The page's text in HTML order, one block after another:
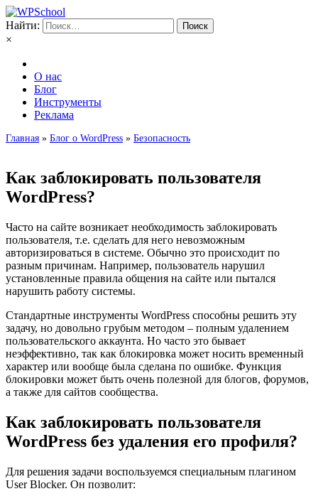
Найти:
×
О нас
Блог
Инструменты
Реклама
Главная » Блог о WordPress » Безопасность
Как заблокировать пользователя
WordPress?
Часто на сайте возникает необходимость заблокировать
пользователя, т.е. сделать для него невозможным
авторизироваться в системе. Обычно это происходит по
разным причинам. Например, пользователь нарушил
установленные правила общения на сайте или пытался
нарушить работу системы.
Стандартные инструменты WordPress способны решить эту
задачу, но довольно грубым методом – полным удалением
пользовательского аккаунта. Но часто это бывает
неэффективно, так как блокировка может носить временный
характер или вообще была сделана по ошибке. Функция
блокировки может быть очень полезной для блогов, форумов,
а также для сайтов сообщества.
Как заблокировать пользователя
WordPress без удаления его профиля?
Для решения задачи воспользуемся специальным плагином
User Blocker. Он позволит: